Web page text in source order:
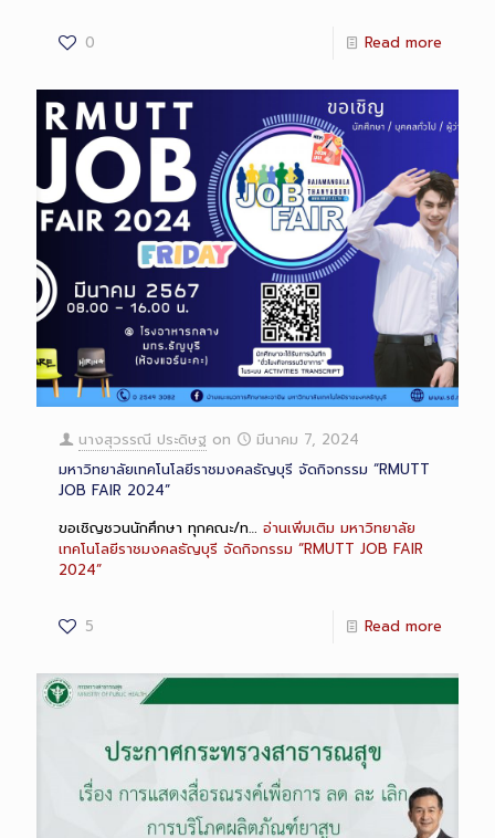
0 Read more
นางสุวรรณี ประดิษฐ on
มีนาคม 7, 2024
มหาวิทยาลัยเทคโนโลยีราชมงคลธัญบุรี จัดกิจกรรม “RMUTT
JOB FAIR 2024”
ขอเชิญชวนนักศึกษา ทุกคณะ/ท… อ่านเพิ่มเติม มหาวิทยาลัย
เทคโนโลยีราชมงคลธัญบุรี จัดกิจกรรม “RMUTT JOB FAIR
2024”
5 Read more